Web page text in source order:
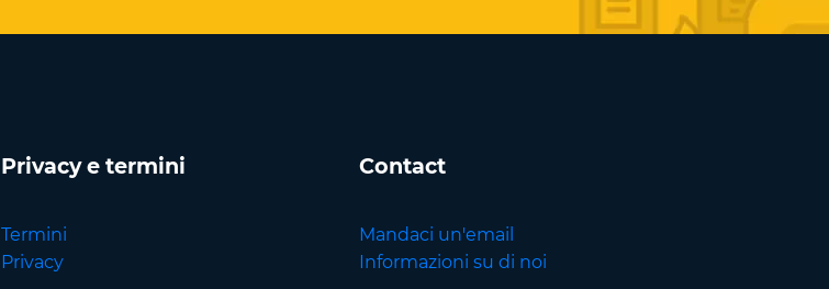
Privacy e termini
Termini
Privacy
Contact
Mandaci un'email
Informazioni su di noi